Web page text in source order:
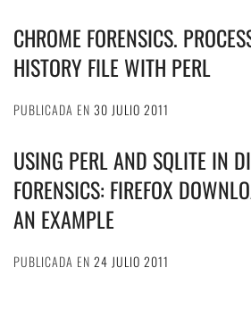
CHROME FORENSICS.
HISTORY FILE WITH PERL
PUBLICADA EN 30 JULIO 2011
USING PERL AND SQLITE IN
FORENSICS: FIREFOX
AN EXAMPLE
PUBLICADA EN 24 JULIO 2011